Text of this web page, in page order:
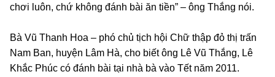
chơi luôn, chứ không đánh bài ăn tiền” – ông Thắng nói.
Bà Vũ Thanh Hoa – phó chủ tịch hội Chữ thập đỏ thị trấn
Nam Ban, huyện Lâm Hà, cho biết ông Lê Vũ Thắng, Lê
Khắc Phúc có đánh bài tại nhà bà vào Tết năm 2011.